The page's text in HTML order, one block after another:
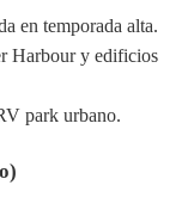
en temporada alta.
Harbour y edificios
park urbano.